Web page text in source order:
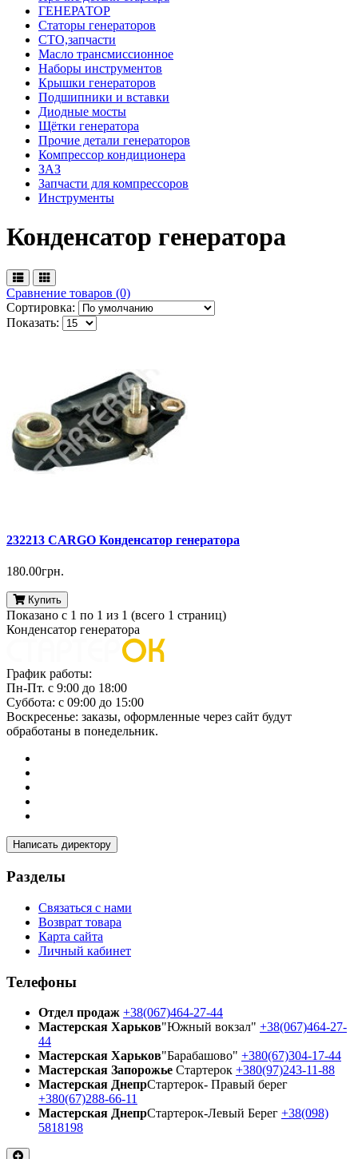
ГЕНЕРАТОР
Статоры генераторов
СТО,запчасти
Масло трансмиссионное
Наборы инструментов
Крышки генераторов
Подшипники и вставки
Диодные мосты
Щётки генератора
Прочие детали генераторов
Компрессор кондиционера
ЗАЗ
Запчасти для компрессоров
Инструменты
Конденсатор генератора
Сравнение товаров (0)
Сортировка:
Показать:
232213 CARGO Конденсатор генератора
180.00грн.
Купить
Показано с 1 по 1 из 1 (всего 1 страниц)
Конденсатор генератора
График работы:
Пн-Пт. с 9:00 до 18:00
Суббота: с 09:00 до 15:00
Воскресенье: заказы, оформленные через сайт будут
обработаны в понедельник.
Написать директору
Разделы
Связаться с нами
Возврат товара
Карта сайта
Личный кабинет
Телефоны
Отдел продаж +38(067)464-27-44
Мастерская Харьков"Южный вокзал" +38(067)464-27-
44
Мастерская Харьков"Барабашово" +380(67)304-17-44
Мастерская Запорожье Стартерок +380(97)243-11-88
Мастерская ДнепрСтартерок- Правый берег
+380(67)288-66-11
Мастерская ДнепрСтартерок-Левый Берег +38(098)
5818198